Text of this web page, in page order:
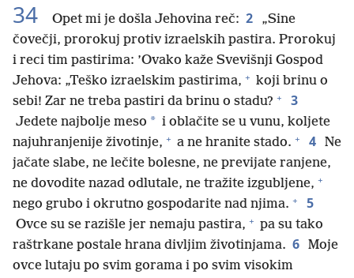
34 Opet mi je došla Jehovina reč: 2
„Sine
čovečji, prorokuj protiv izraelskih pastira. Prorokuj
i reci tim pastirima: ’Ovako kaže Svevišnji Gospod
Jehova: „Teško izraelskim pastirima, + koji brinu o
sebi! Zar ne treba pastiri da brinu o stadu? + 3
Jedete najbolje meso * i oblačite se u vunu, koljete
najuhranjenije životinje, + a ne hranite stado. + 4 Ne
jačate slabe, ne lečite bolesne, ne previjate ranjene,
ne dovodite nazad odlutale, ne tražite izgubljene, +
nego grubo i okrutno gospodarite nad njima. + 5
Ovce su se razišle jer nemaju pastira, + pa su tako
raštrkane postale hrana divljim životinjama. 6 Moje
ovce lutaju po svim gorama i po svim visokim